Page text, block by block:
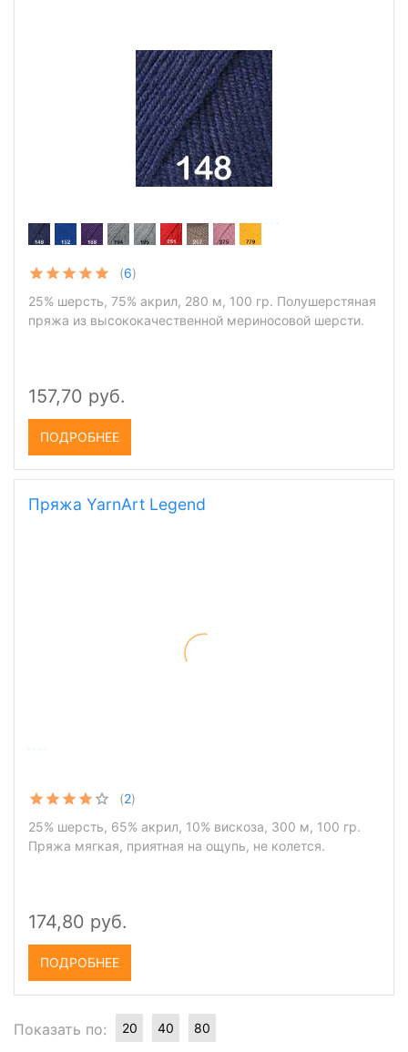
(6)
25% шерсть, 75% акрил, 280 м, 100 гр. Полушерстяная
пряжа из высококачественной мериносовой шерсти.
157,70 руб.
ПОДРОБНЕЕ
Пряжа YarnArt Legend
(2)
25% шерсть, 65% акрил, 10% вискоза, 300 м, 100 гр.
Пряжа мягкая, приятная на ощупь, не колется.
174,80 руб.
ПОДРОБНЕЕ
Показать по: 20 40 80